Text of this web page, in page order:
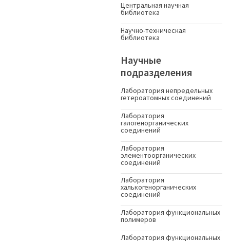
Центральная научная
библиотека
Научно-техническая
библиотека
Научные
подразделения
Лаборатория непредельных
гетероатомных соединений
Лаборатория
галогенорганических
соединений
Лаборатория
элементоорганических
соединений
Лаборатория
халькогенорганических
соединений
Лаборатория функциональных
полимеров
Лаборатория функциональных